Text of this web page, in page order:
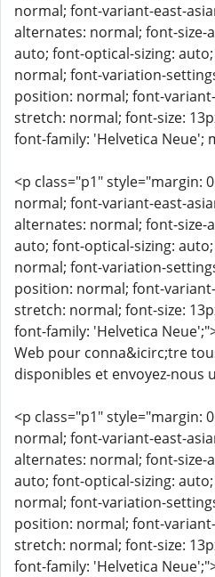
normal; font-variant-east-
alternates: normal; font-size-
auto; font-optical-sizing:
normal; font-variation-
position: normal; font-
stretch: normal; font-size:
font-family: 'Helvetica Neue';
<p class="p1" style="margin:
normal; font-variant-east-
alternates: normal; font-size-
auto; font-optical-sizing:
normal; font-variation-
position: normal; font-
stretch: normal; font-size:
font-family: 'Helvetica
Web pour conna&icirc;tre
disponibles et envoyez-nous
<p class="p1" style="margin:
normal; font-variant-east-
alternates: normal; font-size-
auto; font-optical-sizing:
normal; font-variation-
position: normal; font-
stretch: normal; font-size:
font-family: 'Helvetica